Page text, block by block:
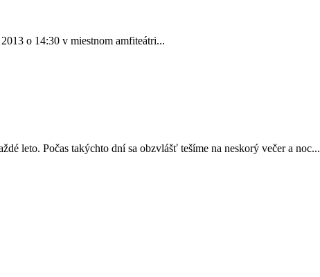
o 14:30 v miestnom amfiteátri...
leto. Počas takýchto dní sa obzvlášť tešíme na neskorý večer a noc...